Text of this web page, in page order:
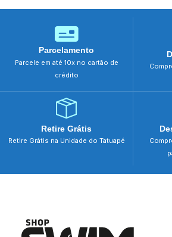
Parcelamento
Parcele em até 10x no cartão de
crédito
Retire Grátis
Retire Grátis na Unidade do Tatuapé